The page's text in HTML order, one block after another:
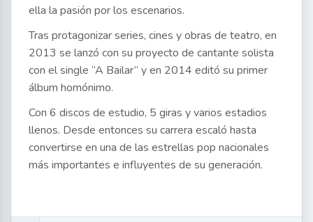
ella la pasión por los escenarios.
Tras protagonizar series, cines y obras de teatro, en
2013 se lanzó con su proyecto de cantante solista
con el single “A Bailar” y en 2014 editó su primer
álbum homónimo.
Con 6 discos de estudio, 5 giras y varios estadios
llenos. Desde entonces su carrera escaló hasta
convertirse en una de las estrellas pop nacionales
más importantes e influyentes de su generación.